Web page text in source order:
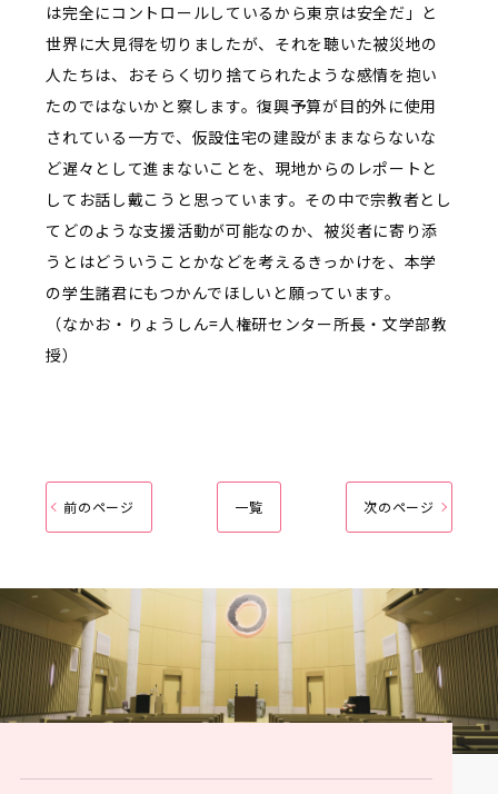
は完全にコントロールしているから東京は安全だ」と
世界に大見得を切りましたが、それを聴いた被災地の
人たちは、おそらく切り捨てられたような感情を抱い
たのではないかと察します。復興予算が目的外に使用
されている一方で、仮設住宅の建設がままならないな
ど遅々として進まないことを、現地からのレポートと
してお話し戴こうと思っています。その中で宗教者とし
てどのような支援活動が可能なのか、被災者に寄り添
うとはどういうことかなどを考えるきっかけを、本学
の学生諸君にもつかんでほしいと願っています。
（なかお・りょうしん=人権研センター所長・文学部教
授）
前のページ 一覧 次のページ